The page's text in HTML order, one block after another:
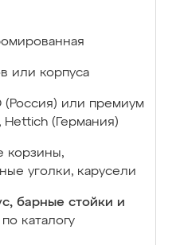
или корпуса
(Россия) или премиум
Hettich (Германия)
корзины,
уголки, карусели
барные стойки и
по каталогу